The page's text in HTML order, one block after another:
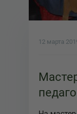
12 марта